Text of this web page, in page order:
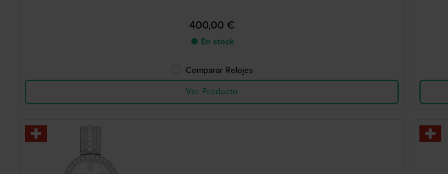
400,00 €
● En stock
Comparar Relojes
Ver Producto